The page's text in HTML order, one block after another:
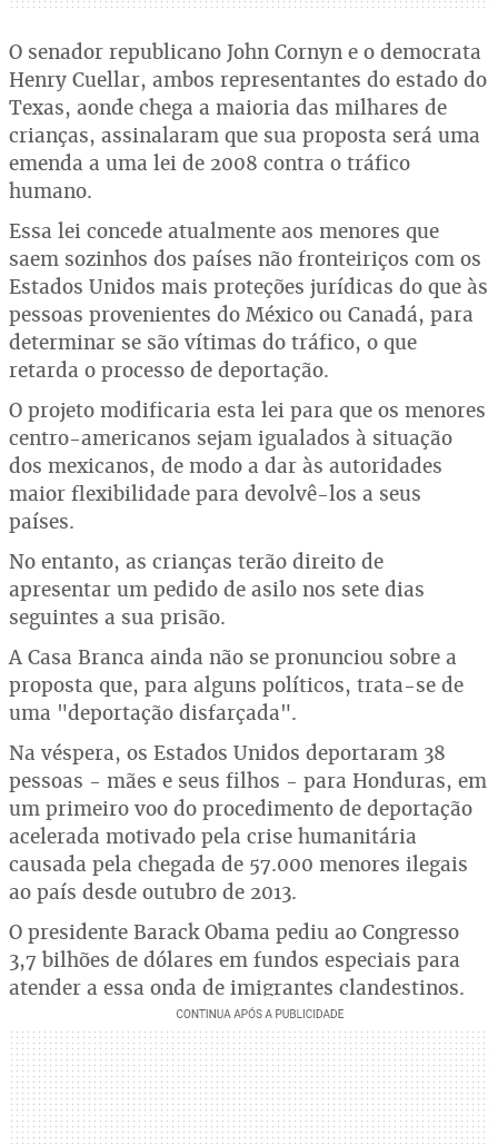
O senador republicano John Cornyn e o democrata
Henry Cuellar, ambos representantes do estado do
Texas, aonde chega a maioria das milhares de
crianças, assinalaram que sua proposta será uma
emenda a uma lei de 2008 contra o tráfico
humano.
Essa lei concede atualmente aos menores que
saem sozinhos dos países não fronteiriços com os
Estados Unidos mais proteções jurídicas do que às
pessoas provenientes do México ou Canadá, para
determinar se são vítimas do tráfico, o que
retarda o processo de deportação.
O projeto modificaria esta lei para que os menores
centro-americanos sejam igualados à situação
dos mexicanos, de modo a dar às autoridades
maior flexibilidade para devolvê-los a seus
países.
No entanto, as crianças terão direito de
apresentar um pedido de asilo nos sete dias
seguintes a sua prisão.
A Casa Branca ainda não se pronunciou sobre a
proposta que, para alguns políticos, trata-se de
uma "deportação disfarçada".
Na véspera, os Estados Unidos deportaram 38
pessoas - mães e seus filhos - para Honduras, em
um primeiro voo do procedimento de deportação
acelerada motivado pela crise humanitária
causada pela chegada de 57.000 menores ilegais
ao país desde outubro de 2013.
O presidente Barack Obama pediu ao Congresso
3,7 bilhões de dólares em fundos especiais para
atender a essa onda de imigrantes clandestinos.